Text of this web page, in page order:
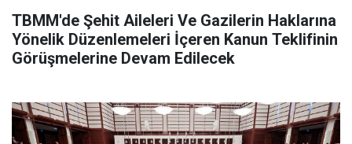
TBMM'de Şehit Aileleri Ve Gazilerin Haklarına
Yönelik Düzenlemeleri İçeren Kanun Teklifinin
Görüşmelerine Devam Edilecek